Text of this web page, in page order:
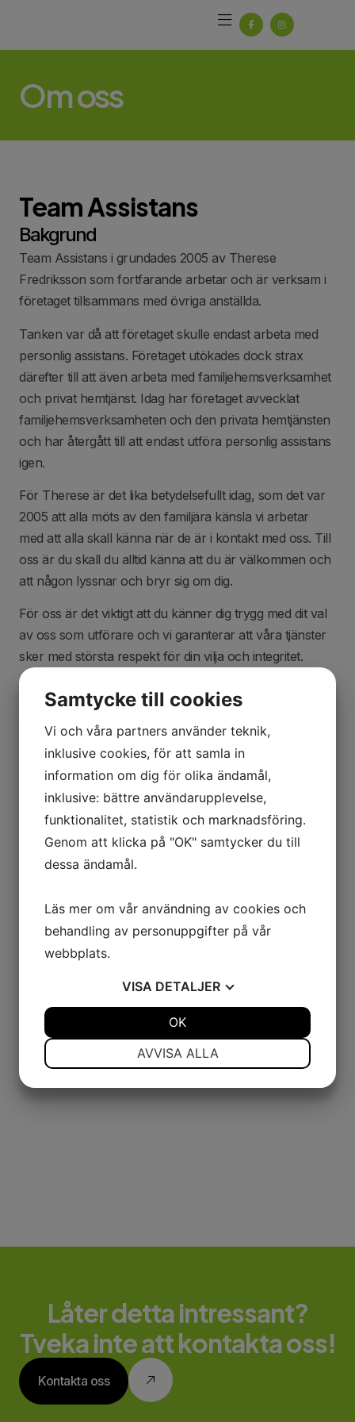
Om oss
Team Assistans
Bakgrund
Team Assistans i grundades 2005 av Therese
Fredriksson som fortfarande arbetar och är verksam i
företaget tillsammans med övriga anställda.
Tanken var då att företaget skulle endast arbeta med
personlig assistans. Företaget utökades dock strax
därefter till att även arbeta med familjehemsverksamhet
och privat hemtjänst. Idag har företaget avvecklat
familjehemsverksamheten och den privata hemtjänsten
och har återgått till att endast utföra personlig assistans
igen.
För Therese är det lika betydelsefullt idag, som det var
2005 att alla möts av den familjära känsla vi arbetar
med att alla skall känna när de är i kontakt med oss. Till
oss är du skall du alltid känna att du är välkommen och
att någon lyssnar och bryr sig om dig.
För oss är det viktigt att du känner dig trygg med dit val
av oss som utförare och vi garanterar att våra tjänster
sker med största respekt för din vilja och integritet.
Verksamheten följs upp kontinuerligt för att upptäcka
eventuella brister.
Vi har tillstånd från IVO.
Vi har aldrig velat vara ett av de stora bolagen utan ett
av de mer familjära bolagen och vi tycker att vi har
lyckats bibehålla detta under de år vi varit verksamma.
Vi hoppas få fortsätta att arbeta med de kunder och
assistenter vi har idag, och om du är kund eller arbetar
idag, så är du alltid välkommen för att diskutera hur du
skulle kunna få det om du istället valde att komma till
Låter detta intressant?
Tveka inte att kontakta oss!
Kontakta oss
Samtycke till cookies
Vi och våra partners använder teknik,
inklusive cookies, för att samla in
information om dig för olika ändamål,
inklusive: bättre användarupplevelse,
funktionalitet, statistik och marknadsföring.
Genom att klicka på "OK" samtycker du till
dessa ändamål.
Läs mer om vår användning av cookies och
behandling av personuppgifter på vår
webbplats.
VISA DETALJER
AVVISA ALLA
OK